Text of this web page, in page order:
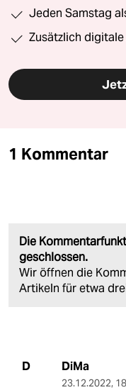
Jeden Samstag
Zusätzlich
1 Kommentar
Die
geschlossen.
Wir öffnen die
Artikeln für etwa
D DiMa
23.12.2022,